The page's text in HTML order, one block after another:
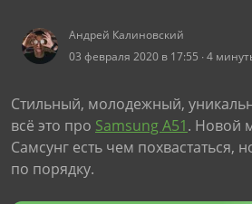
Андрей Калиновский
03 февраля 2020 в 17:55 ∙ 4
Стильный, молодежный,
всё это про Samsung A51. Новой
Самсунг есть чем похвастаться,
по порядку.